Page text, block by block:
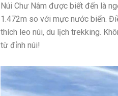
Núi Chư Nâm được biết đến là
1.472m so với mực nước biển.
thích leo núi, du lịch trekking.
từ đỉnh núi!